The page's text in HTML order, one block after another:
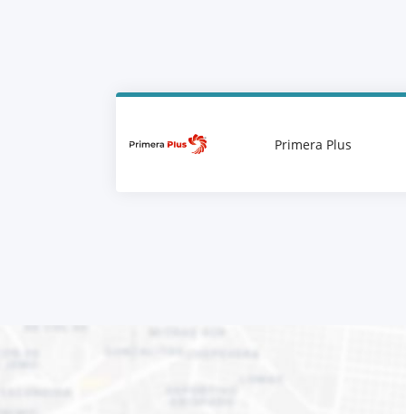
Primera Plus